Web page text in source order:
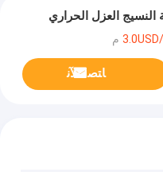
العزل الحراري
ﺎﺘﺼﻟ ﺍﻶﻧ